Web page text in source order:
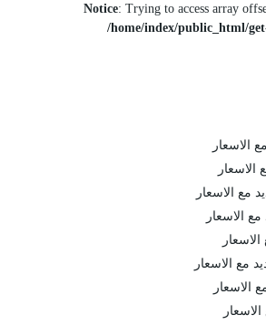
Notice: Trying to access array
/home/index/public_html/
الاسعار
الاسعار
مع الاسعار
الاسعار
مع الاسعار
الاسعار